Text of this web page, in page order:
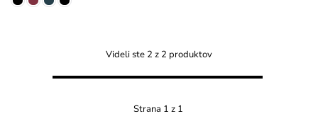
Videli ste 2 z 2 produktov
Strana 1 z 1